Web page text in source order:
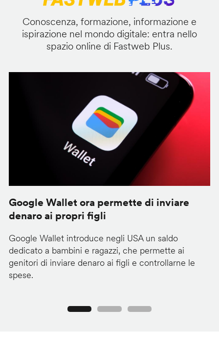
Conoscenza, formazione, informazione e
ispirazione nel mondo digitale: entra nello
spazio online di Fastweb Plus.
Google Wallet ora permette di inviare
denaro ai propri figli
Google Wallet introduce negli USA un saldo
dedicato a bambini e ragazzi, che permette ai
genitori di inviare denaro ai figli e controllarne le
spese.